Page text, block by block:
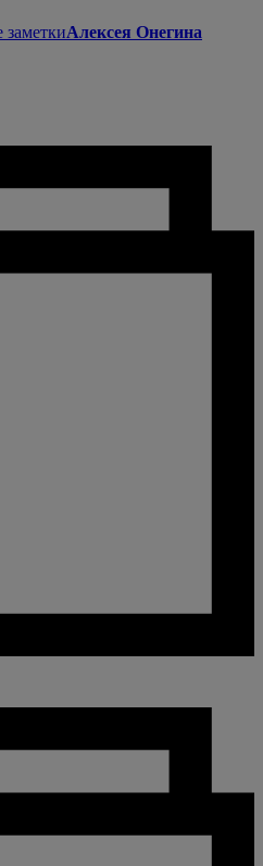
Алексея Онегина